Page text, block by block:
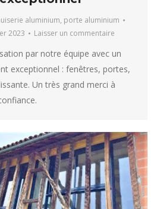
aluminium, porte aluminium
2023 Laisser un commentaire
par notre équipe avec un
exceptionnel : fenêtres, portes,
Un très grand merci à